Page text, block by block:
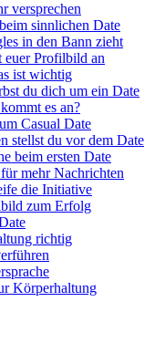
versprechen
sinnlichen Date
in den Bann zieht
euer Profilbild an
ist wichtig
du dich um ein Date
es an?
Casual Date
stellst du vor dem Date
beim ersten Date
mehr Nachrichten
die Initiative
zum Erfolg
richtig
Körperhaltung